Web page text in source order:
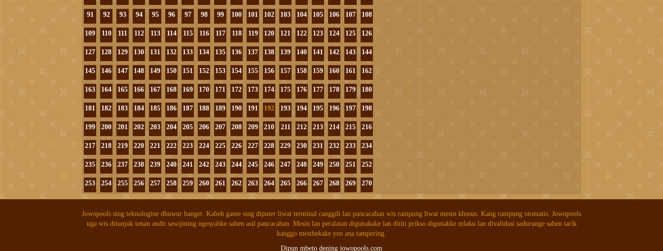
91 92 93 94 95 96 97 98 99 100 101 102 103 104 105 106 107 108
109 110 111 112 113 114 115 116 117 118 119 120 121 122 123 124 125 126
127 128 129 130 131 132 133 134 135 136 137 138 139 140 141 142 143 144
145 146 147 148 149 150 151 152 153 154 155 156 157 158 159 160 161 162
163 164 165 166 167 168 169 170 171 172 173 174 175 176 177 178 179 180
181 182 183 184 185 186 187 188 189 190 191 192 193 194 195 196 197 198
199 200 201 202 203 204 205 206 207 208 209 210 211 212 213 214 215 216
217 218 219 220 221 222 223 224 225 226 227 228 229 230 231 232 233 234
235 236 237 238 239 240 241 242 243 244 245 246 247 248 249 250 251 252
253 254 255 256 257 258 259 260 261 262 263 264 265 266 267 268 269 270
Jowopools sing teknologine dhuwur banget. Kabeh game sing diputer liwat terminal canggih lan pancacahan wis rampung liwat mesin khusus. Kang rampung otomatis. Jowopools
uga wis ditunjuk tenan audit sawijining ngesyahke saben asil pancacahan. Mesin lan peralatan digunakake lan dititi prikso digunakke mlaku lan divalidasi sadurunge saben tarik
kanggo mesthekake yen ana tampering.
Dipun mbeto dening jowopools.com